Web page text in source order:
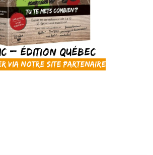
– Édition Québec
via notre site partenaire